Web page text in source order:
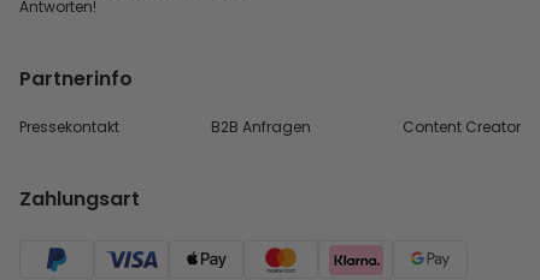
Antworten!
Partnerinfo
Pressekontakt B2B Anfragen Content Creator
Zahlungsart